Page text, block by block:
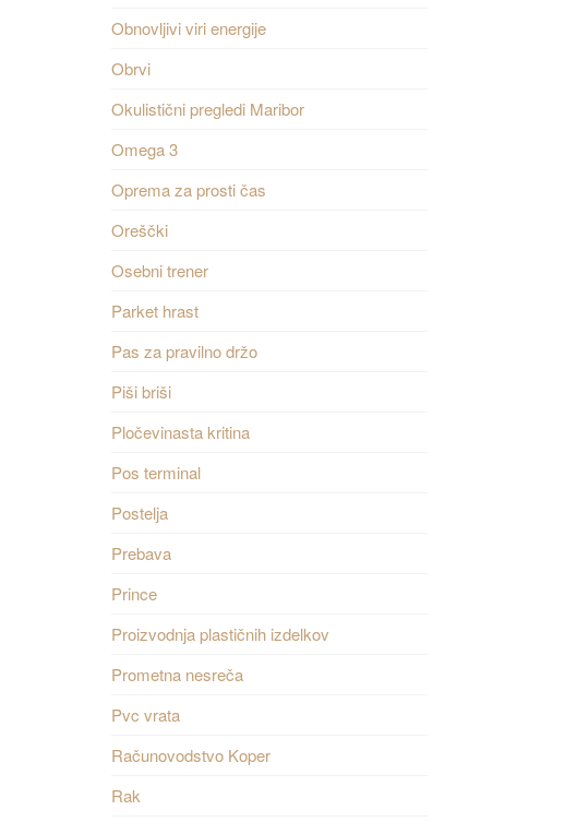
Obnovljivi viri energije
Obrvi
Okulistični pregledi Maribor
Omega 3
Oprema za prosti čas
Oreščki
Osebni trener
Parket hrast
Pas za pravilno držo
Piši briši
Pločevinasta kritina
Pos terminal
Postelja
Prebava
Prince
Proizvodnja plastičnih izdelkov
Prometna nesreča
Pvc vrata
Računovodstvo Koper
Rak